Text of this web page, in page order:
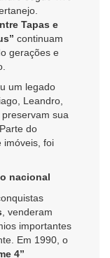
Tapas e
continuam
gerações e
um legado
Leandro,
sua
do
imóveis, foi
nacional
, venderam
importantes
Em 1990, o
4”